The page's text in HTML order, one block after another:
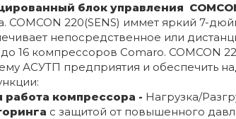
блок управления
COMCON 220(SENS) иммет яркий 7-
непосредственное или
16 компрессоров Сomaro. COMCON
АСУТП предприятия и обеспечить
работа компрессора - Нагрузка/
с защитой от повышенного